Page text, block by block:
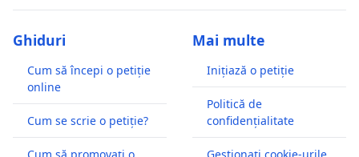
Ghiduri
Cum să începi o petiție
online
Cum se scrie o petiție?
Mai multe
Inițiază o petiție
Politică de
confidențialitate